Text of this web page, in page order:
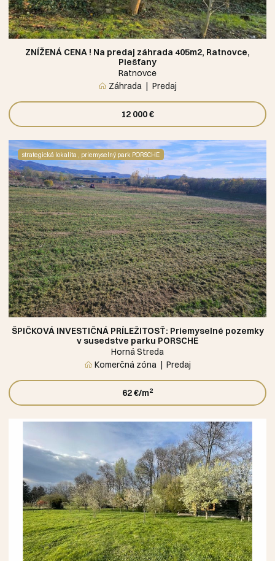
ZNÍŽENÁ CENA ! Na predaj záhrada 405m2, Ratnovce,
Piešťany
Ratnovce
Záhrada
Predaj
12 000 €
strategická lokalita , priemyselný park PORSCHE
ŠPIČKOVÁ INVESTIČNÁ PRÍLEŽITOSŤ: Priemyselné pozemky
v susedstve parku PORSCHE
Horná Streda
Komerčná zóna
Predaj
62 €/m2